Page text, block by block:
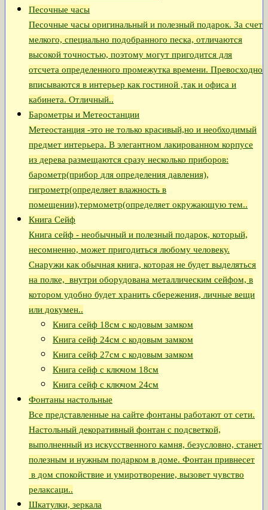
Песочные часы
Песочные часы оригинальный и полезный подарок. За счет
мелкого, специально подобранного песка, отличаются
высокой точностью, поэтому могут пригодится для
отсчета определенного промежутка времени. Превосходно
вписываются в интерьер как гостиной ,так и офиса и
кабинета. Отличный..
Барометры и Метеостанции
Метеостанция -это не только красивый,но и необходимый
предмет интерьера. В элегантном лакированном корпусе
из дерева размещаются сразу несколько приборов:
барометр(прибор для определения давления),
гигрометр(определяет влажность в
помещении),термометр(определяет окружающую тем..
Книга Сейф
Книга сейф - необычный и полезный подарок, который,
несомненно, может пригодиться любому человеку.
Снаружи как обычная книга, которая не будет выделяться
на полке, внутри оборудована металлическим сейфом, в
котором удобно будет хранить сбережения, личные вещи
или докумен..
Книга сейф 18см с кодовым замком
Книга сeйф 24см с кодовым замком
Книга сейф 27см с кодовым замком
Книга сейф с ключом 18см
Книга сейф с ключом 24см
Фонтаны настольные
Все представленные на сайте фонтаны работают от сети.
Настольный декоративный фонтан с подсветкой,
выполненный из искусственного камня, безусловно, станет
полезным и нужным подарком в доме. Фонтан привнесет
в дом спокойствие и умиротворение, вызовет чувство
релаксаци..
Шкатулки, зеркала